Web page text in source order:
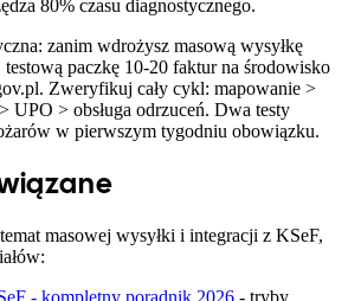
80% czasu diagnostycznego.
zanim wdrożysz masową wysyłkę
paczkę 10-20 faktur na środowisko
Zweryfikuj cały cykl: mapowanie >
UPO > obsługa odrzuceń. Dwa testy
w pierwszym tygodniu obowiązku.
masowej wysyłki i integracji z KSeF,